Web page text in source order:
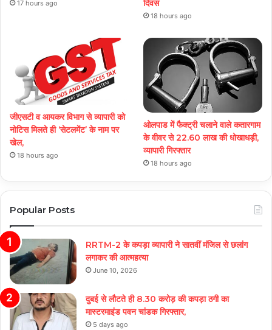
17 hours ago दिवस
18 hours ago
जीएसटी व आयकर विभाग से व्यापारी को
नोटिस मिलते ही ‘सेटलमेंट’ के नाम पर
खेल,
18 hours ago
ओलपाड में फैक्ट्री चलाने वाले कतारगाम
के वीवर से 22.60 लाख की धोखाधड़ी,
व्यापारी गिरफ्तार
18 hours ago
Popular Posts
RRTM-2 के कपड़ा व्यापारी ने सातवीं मंजिल से छलांग
लगाकर की आत्महत्या
June 10, 2026
दुबई से लौटते ही 8.30 करोड़ की कपड़ा ठगी का
मास्टरमाइंड पवन चांडक गिरफ्तार,
5 days ago